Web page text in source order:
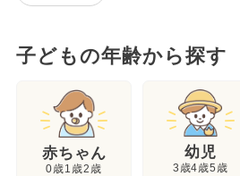
子どもの年齢から探す
赤ちゃん
0歳1歳2歳
幼児
3歳4歳5歳